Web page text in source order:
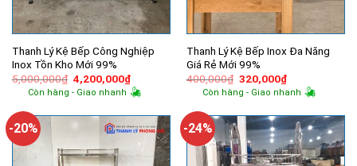
Thanh Lý Kệ Bếp Công Nghiệp
Inox Tồn Kho Mới 99%
5,000,000₫ Giá
gốc
là:
4,200,000₫Giá
hiện
tại
4,200,000₫.
Còn hàng - Giao nhanh
Thanh Lý Kệ Bếp Inox Đa Năng
Giá Rẻ Mới 99%
400,000₫ Giá
gốc
là:
320,000₫Giá
hiện
tại
320,000₫.
Còn hàng - Giao nhanh
-20% -24%